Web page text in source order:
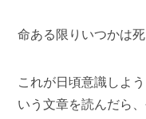
命ある限りいつかは死
これが日頃意識しよ
いう文章を読んだら